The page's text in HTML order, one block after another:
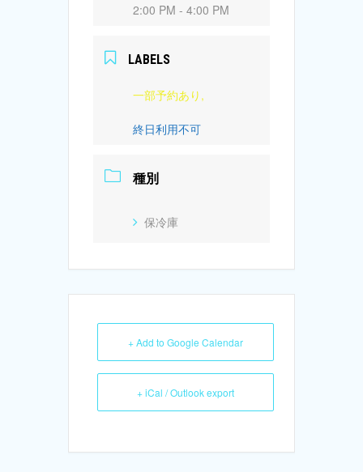
2:00 PM - 4:00 PM
LABELS
一部予約あり,
終日利用不可
種別
保冷庫
+ Add to Google Calendar
+ iCal / Outlook export